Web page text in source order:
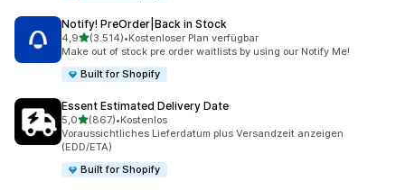
Notify! PreOrder|Back in Stock
4,9von 5 Sternen
(3.514)
3514 Rezensionen insgesamt
•Kostenloser Plan verfügbar
Make out of stock pre order waitlists by using our Notify Me!
Built for Shopify
Essent Estimated Delivery Date
5,0von 5 Sternen
(867)
867 Rezensionen insgesamt
•Kostenlos
Voraussichtliches Lieferdatum plus Versandzeit anzeigen
(EDD/ETA)
Built for Shopify